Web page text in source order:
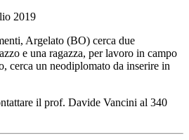
2019
Argelato (BO) cerca due
e una ragazza, per lavoro in campo
cerca un neodiplomato da inserire in
il prof. Davide Vancini al 340